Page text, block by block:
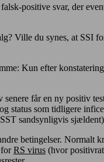
positive svar, der
Ville du synes, at SSI
Kun efter
får en ny positiv
status som tidligere
sandsynligvis
betingelser. Normalt
forRS virus (hvor